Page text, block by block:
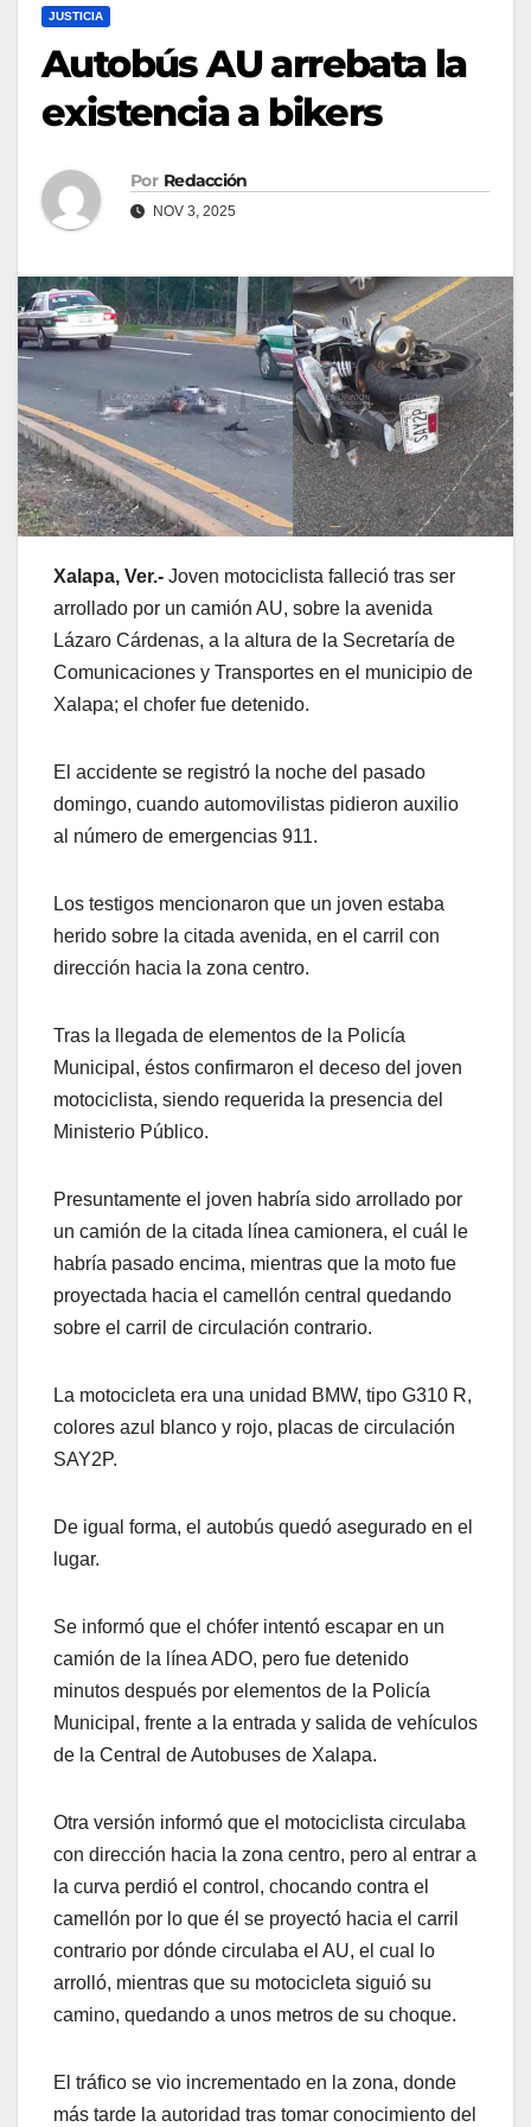
JUSTICIA
Autobús AU arrebata la
existencia a bikers
Por Redacción
NOV 3, 2025
Xalapa, Ver.- Joven motociclista falleció tras ser
arrollado por un camión AU, sobre la avenida
Lázaro Cárdenas, a la altura de la Secretaría de
Comunicaciones y Transportes en el municipio de
Xalapa; el chofer fue detenido.
El accidente se registró la noche del pasado
domingo, cuando automovilistas pidieron auxilio
al número de emergencias 911.
Los testigos mencionaron que un joven estaba
herido sobre la citada avenida, en el carril con
dirección hacia la zona centro.
Tras la llegada de elementos de la Policía
Municipal, éstos confirmaron el deceso del joven
motociclista, siendo requerida la presencia del
Ministerio Público.
Presuntamente el joven habría sido arrollado por
un camión de la citada línea camionera, el cuál le
habría pasado encima, mientras que la moto fue
proyectada hacia el camellón central quedando
sobre el carril de circulación contrario.
La motocicleta era una unidad BMW, tipo G310 R,
colores azul blanco y rojo, placas de circulación
SAY2P.
De igual forma, el autobús quedó asegurado en el
lugar.
Se informó que el chófer intentó escapar en un
camión de la línea ADO, pero fue detenido
minutos después por elementos de la Policía
Municipal, frente a la entrada y salida de vehículos
de la Central de Autobuses de Xalapa.
Otra versión informó que el motociclista circulaba
con dirección hacia la zona centro, pero al entrar a
la curva perdió el control, chocando contra el
camellón por lo que él se proyectó hacia el carril
contrario por dónde circulaba el AU, el cual lo
arrolló, mientras que su motocicleta siguió su
camino, quedando a unos metros de su choque.
El tráfico se vio incrementado en la zona, donde
más tarde la autoridad tras tomar conocimiento del